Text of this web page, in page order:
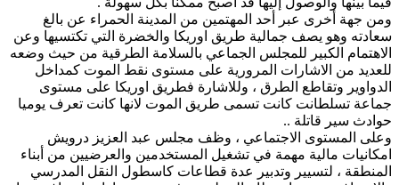
ومن جهة أخرى عبر أحد المهتمين من المدينة الحمراء عن بالغ
سعادته وهو يصف جمالية طريق اوريكا والخضرة التي تكتسيها وعن
الاهتمام الكبير للمجلس الجماعي بالسلامة الطرقية من حيث وضعه
للعديد من الاشارات المرورية على مستوى نقط الموت كمداخل
الدواوير وتقاطع الطرق ، وللاشارة فطريق اوريكا على مستوى
جماعة تسلطانت كانت تسمى طريق الموت لانها كانت تعرف يوميا
حوادث سير قاتلة ..
وعلى المستوى الاجتماعي ، وظف مجلس عبد العزيز درويش
امكانيات مالية مهمة في تشغيل المستخدمين والعرضيين من أبناء
المنطقة ، لتسيير وتدبير عدة قطاعات كاسطول النقل المدرسي